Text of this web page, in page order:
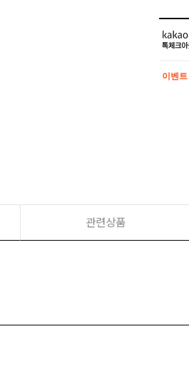
이벤트
관련상품